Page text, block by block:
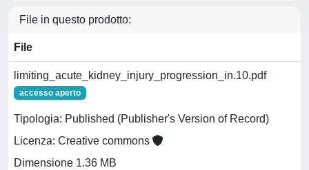
File in questo prodotto:
File
limiting_acute_kidney_injury_progression_in.10.pdf
accesso aperto
Tipologia: Published (Publisher's Version of Record)
Licenza: Creative commons
Dimensione 1.36 MB